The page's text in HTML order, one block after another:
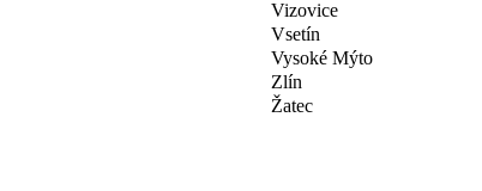
Vizovice
Vsetín
Vysoké Mýto
Zlín
Žatec